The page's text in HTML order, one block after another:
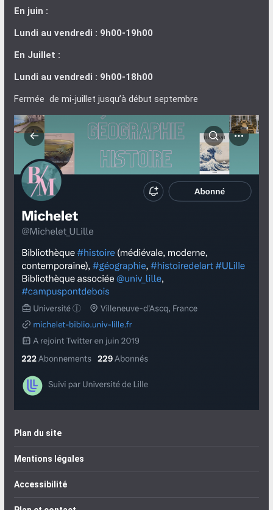
En juin :
Lundi au vendredi : 9h00-19h00
En Juillet :
Lundi au vendredi : 9h00-18h00
Fermée de mi-juillet jusqu’à début septembre
Plan du site
Mentions légales
Accessibilité